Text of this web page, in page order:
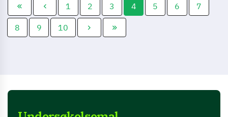
1 2 3 4 5 6 7
8 9 10